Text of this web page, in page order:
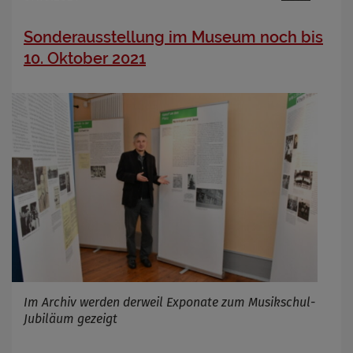
Sonderausstellung im Museum noch bis
10. Oktober 2021
Im Archiv werden derweil Exponate zum Musikschul-
Jubiläum gezeigt
Zweck
Cookie Name
Infos schließen